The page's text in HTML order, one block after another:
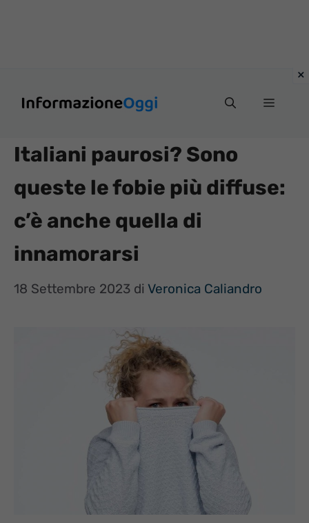
Menu
Italiani paurosi? Sono
queste le fobie più diffuse:
c’è anche quella di
innamorarsi
18 Settembre 2023 di Veronica Caliandro